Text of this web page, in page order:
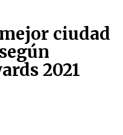
ciudad
2021